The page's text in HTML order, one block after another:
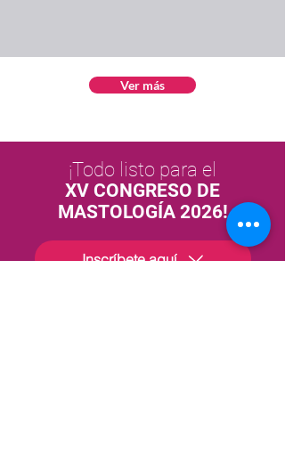
Ver más
¡Todo listo para el
XV CONGRESO DE
MASTOLOGÍA 2026!
Inscríbete aquí